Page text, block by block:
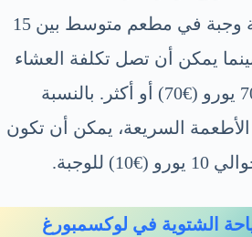
ومتنوعة. تتراوح تكلفة وجبة في مطعم متوسط بين 15
(€15-€30)، بينما يمكن أن تصل تكلفة العشاء
في مطعم فاخر إلى 70 يورو (€70) أو أكثر. بالنسبة
السريعة، يمكن أن تكون
للوجبة.
الشتوية في لوكسمبورغ